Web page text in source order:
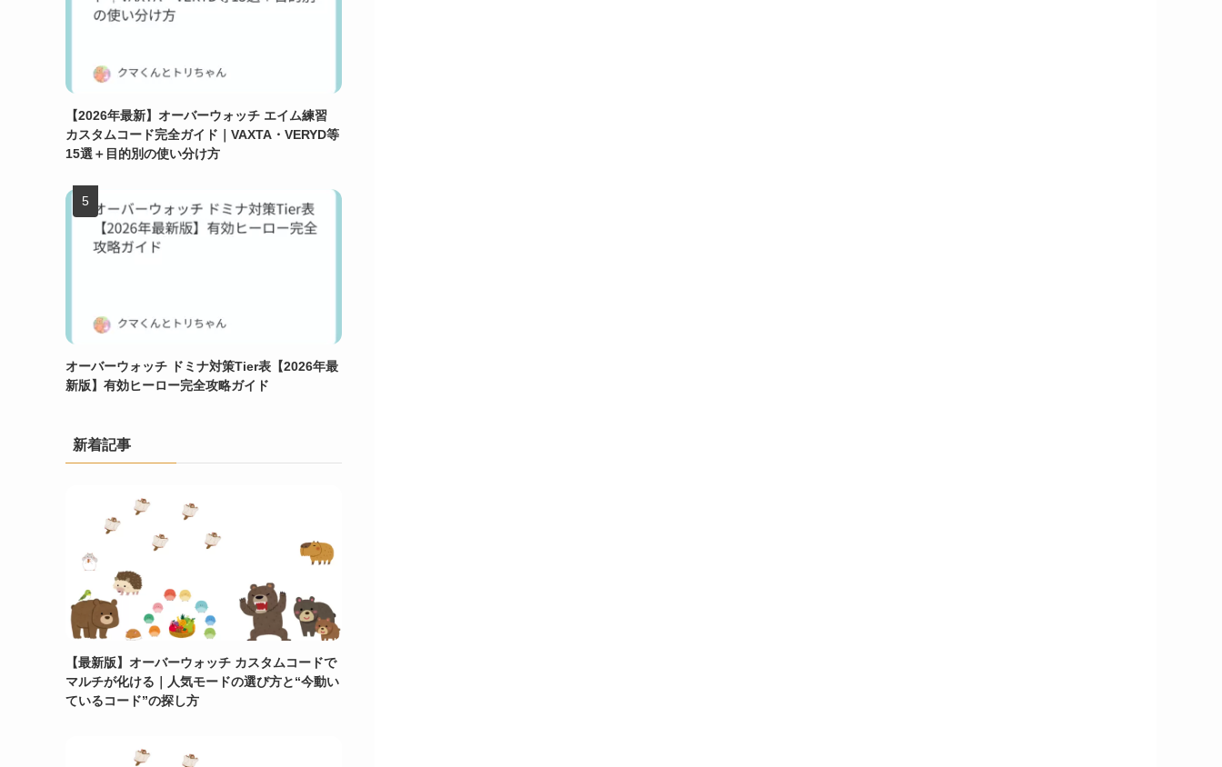
【2026年最新】オーバーウォッチ エイム練習
カスタムコード完全ガイド｜VAXTA・VERYD等
15選＋目的別の使い分け方
オーバーウォッチ ドミナ対策Tier表【2026年最
新版】有効ヒーロー完全攻略ガイド
新着記事
【最新版】オーバーウォッチ カスタムコードで
マルチが化ける｜人気モードの選び方と“今動い
ているコード”の探し方